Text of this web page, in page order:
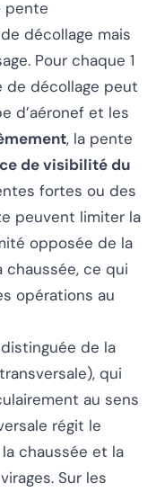
pente
décollage mais
Pour chaque 1
de décollage peut
d’aéronef et les
, la pente
de visibilité du
fortes ou des
peuvent limiter la
opposée de la
chaussée, ce qui
opérations au
de la
qui
au sens
régit le
chaussée et la
Sur les